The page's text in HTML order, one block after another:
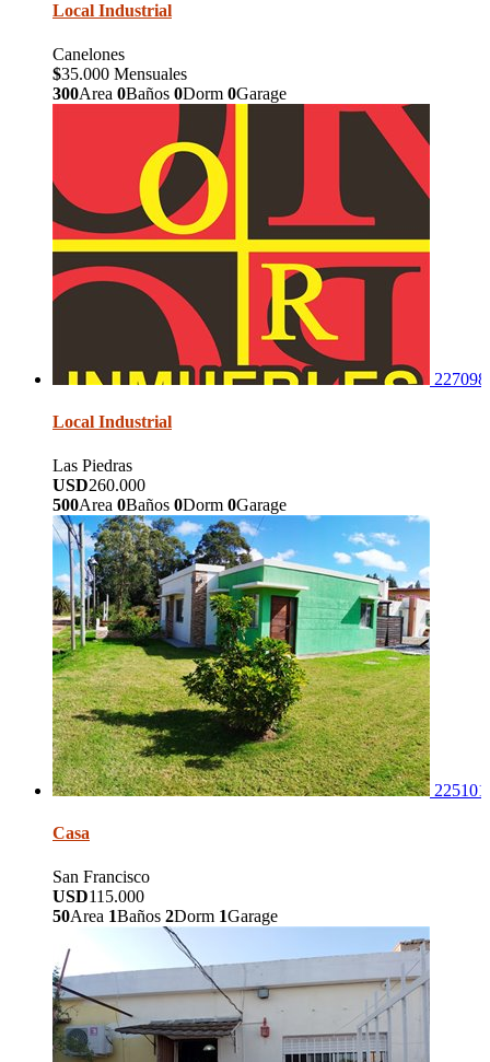
Local Industrial
Canelones
$35.000 Mensuales
300Area 0Baños 0Dorm 0Garage
227098
Local Industrial
Las Piedras
USD260.000
500Area 0Baños 0Dorm 0Garage
225101
Casa
San Francisco
USD115.000
50Area 1Baños 2Dorm 1Garage